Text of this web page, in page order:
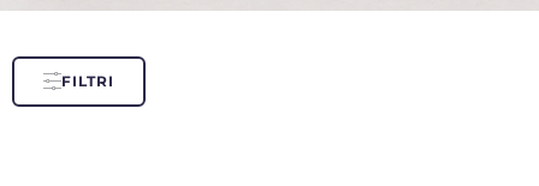
FILTRI